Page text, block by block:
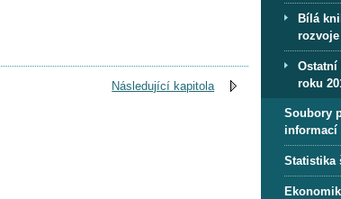
Následující kapitola
Bílá
rozvoje
Ostatní
roku
Soubory
informací
Statistika